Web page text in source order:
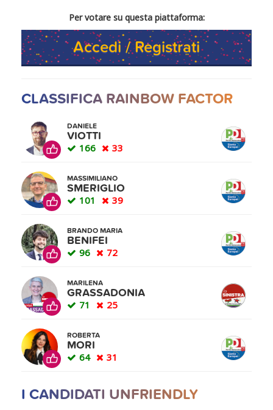
Per votare su questa piattaforma:
Accedi / Registrati
CLASSIFICA RAINBOW FACTOR
DANIELE
VIOTTI
166 33
MASSIMILIANO
SMERIGLIO
101 39
BRANDO MARIA
BENIFEI
96 72
MARILENA
GRASSADONIA
71 25
ROBERTA
MORI
64 31
I CANDIDATI UNFRIENDLY